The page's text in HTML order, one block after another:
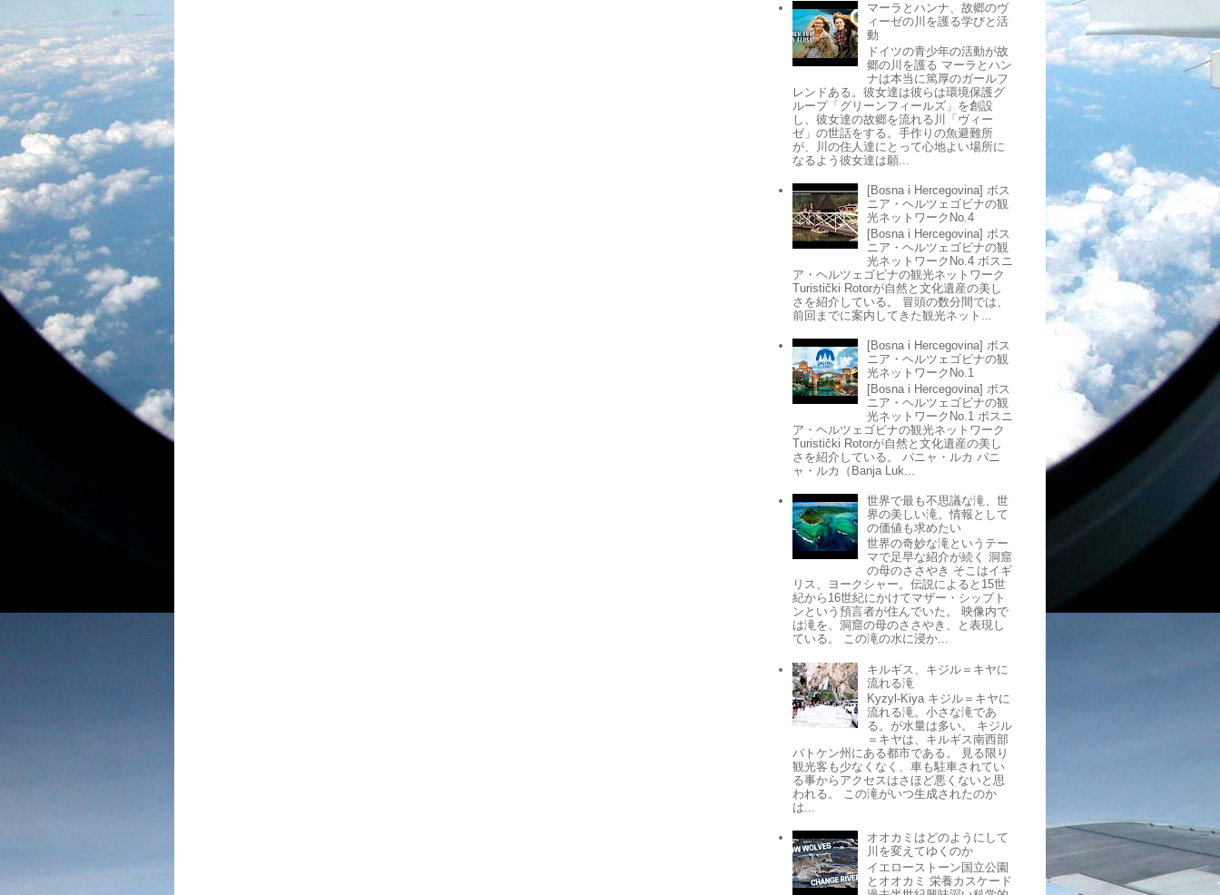
マーラとハンナ、故郷のヴ
ィーゼの川を護る学びと活
動
ドイツの青少年の活動が故
郷の川を護る マーラとハン
ナは本当に篤厚のガールフ
レンドある。彼女達は彼らは環境保護グ
ループ「グリーンフィールズ」を創設
し、彼女達の故郷を流れる川「ヴィー
ゼ」の世話をする。手作りの魚避難所
が、川の住人達にとって心地よい場所に
なるよう彼女達は願...
[Bosna i Hercegovina] ボス
ニア・ヘルツェゴビナの観
光ネットワークNo.4
[Bosna i Hercegovina] ボス
ニア・ヘルツェゴビナの観
光ネットワークNo.4 ボスニ
ア・ヘルツェゴビナの観光ネットワーク
Turistički Rotorが自然と文化遺産の美し
さを紹介している。 冒頭の数分間では、
前回までに案内してきた観光ネット...
[Bosna i Hercegovina] ボス
ニア・ヘルツェゴビナの観
光ネットワークNo.1
[Bosna i Hercegovina] ボス
ニア・ヘルツェゴビナの観
光ネットワークNo.1 ボスニ
ア・ヘルツェゴビナの観光ネットワーク
Turistički Rotorが自然と文化遺産の美し
さを紹介している。 バニャ・ルカ バニ
ャ・ルカ（Banja Luk...
世界で最も不思議な滝、世
界の美しい滝。情報として
の価値も求めたい
世界の奇妙な滝というテー
マで足早な紹介が続く 洞窟
の母のささやき そこはイギ
リス、ヨークシャー。伝説によると15世
紀から16世紀にかけてマザー・シップト
ンという預言者が住んでいた。 映像内で
は滝を、洞窟の母のささやき、と表現し
ている。 この滝の水に浸か...
キルギス、キジル＝キヤに
流れる滝
Kyzyl-Kiya キジル＝キヤに
流れる滝。小さな滝であ
る。が水量は多い。 キジル
＝キヤは、キルギス南西部
バトケン州にある都市である。 見る限り
観光客も少なくなく、車も駐車されてい
る事からアクセスはさほど悪くないと思
われる。 この滝がいつ生成されたのか
は...
オオカミはどのようにして
川を変えてゆくのか
イエローストーン国立公園
とオオカミ 栄養カスケード